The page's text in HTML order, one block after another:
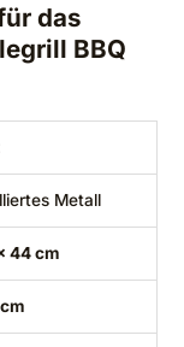
das
BBQ
Metall
44 cm